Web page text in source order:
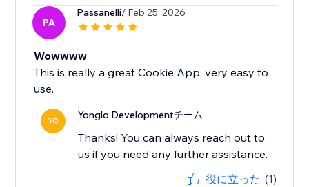
PA
Passanelli/ Feb 25, 2026
Wowwww
This is really a great Cookie App, very easy to
use.
YO Yonglo Developmentチーム
Thanks! You can always reach out to
us if you need any further assistance.
役に立った (1)